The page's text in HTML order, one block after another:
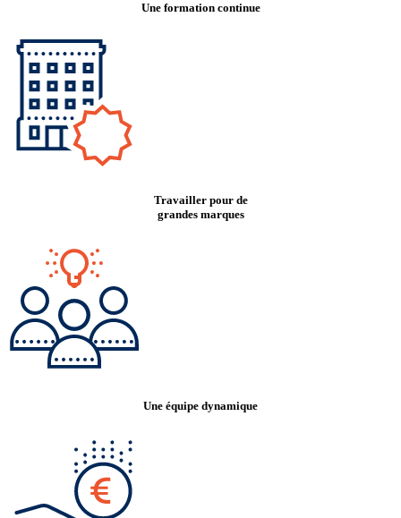
Une formation continue
Travailler pour de
grandes marques
Une équipe dynamique